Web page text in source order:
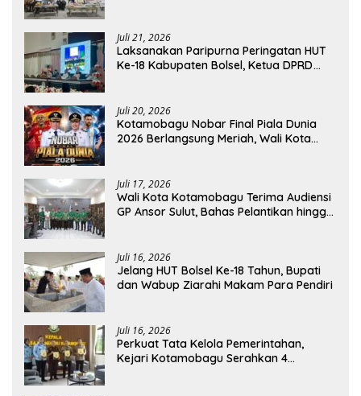
Juli 21, 2026
Laksanakan Paripurna Peringatan HUT
Ke-18 Kabupaten Bolsel, Ketua DPRD
Juli 20, 2026
Kotamobagu Nobar Final Piala Dunia
2026 Berlangsung Meriah, Wali Kota
Juli 17, 2026
Wali Kota Kotamobagu Terima Audiensi
GP Ansor Sulut, Bahas Pelantikan hingga
Juli 16, 2026
Jelang HUT Bolsel Ke-18 Tahun, Bupati
dan Wabup Ziarahi Makam Para Pendiri
Juli 16, 2026
Perkuat Tata Kelola Pemerintahan,
Kejari Kotamobagu Serahkan 4